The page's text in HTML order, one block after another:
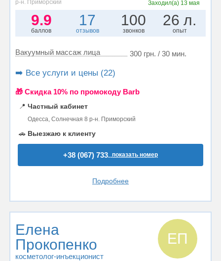
р-н. Приморский Заходил(а) 13 мая
9.9
баллов
17
отзывов
100
звонков
26 л.
опыт
Вакуумный массаж лица 300 грн. / 30 мин.
➡️ Все услуги и цены (22)
🎁 Cкидка 10% по промокоду Barb
📍 Частный кабинет
Одесса, Солнечная 8 р-н. Приморский
🚗 Выезжаю к клиенту
+38 (067) 733..показать номер
Подробнее
Елена
Прокопенко
косметолог-инъекционист
ЕП